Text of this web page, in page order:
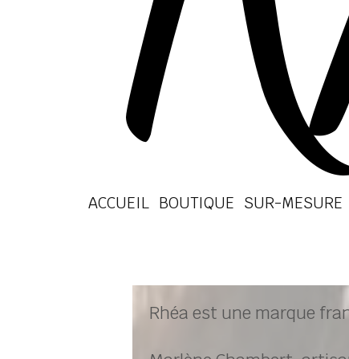
ACCUEIL BOUTIQUE SUR-MESURE
Rhéa est une marque